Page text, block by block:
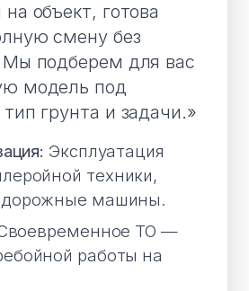
объект, готова
смену без
подберем для вас
модель под
грунта и задачи.»
Эксплуатация
техники,
дорожные машины.
ТО —
работы на